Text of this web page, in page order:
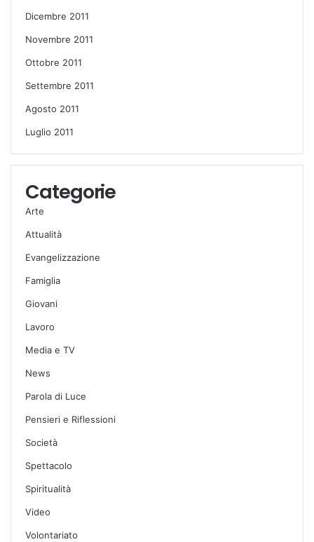
Dicembre 2011
Novembre 2011
Ottobre 2011
Settembre 2011
Agosto 2011
Luglio 2011
Categorie
Arte
Attualità
Evangelizzazione
Famiglia
Giovani
Lavoro
Media e TV
News
Parola di Luce
Pensieri e Riflessioni
Società
Spettacolo
Spiritualità
Video
Volontariato